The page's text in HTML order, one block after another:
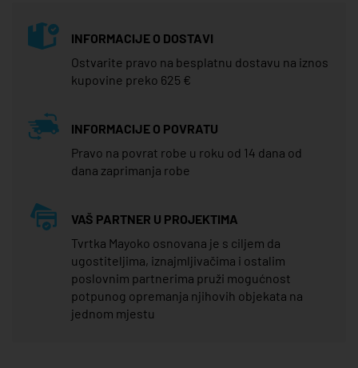
INFORMACIJE O DOSTAVI
Ostvarite pravo na besplatnu dostavu na iznos
kupovine preko 625 €
INFORMACIJE O POVRATU
Pravo na povrat robe u roku od 14 dana od
dana zaprimanja robe
VAŠ PARTNER U PROJEKTIMA
Tvrtka Mayoko osnovana je s ciljem da
ugostiteljima, iznajmljivačima i ostalim
poslovnim partnerima pruži mogućnost
potpunog opremanja njihovih objekata na
jednom mjestu